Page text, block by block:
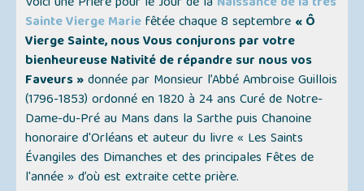
Sainte Vierge Mariefêtée chaque 8 septembre « Ô
Vierge Sainte, nous Vous conjurons par votre
bienheureuse Nativité de répandre sur nous vos
Faveurs »donnée par Monsieur l’Abbé Ambroise Guillois
(1796-1853) ordonné en 1820 à 24 ans Curé de Notre-
Dame-du-Pré au Mans dans la Sarthe puis Chanoine
honoraire d'Orléans et auteur du livre« Les Saints
Évangiles des Dimanches et des principales Fêtes de
l'année »d’où est extraite cette prière.